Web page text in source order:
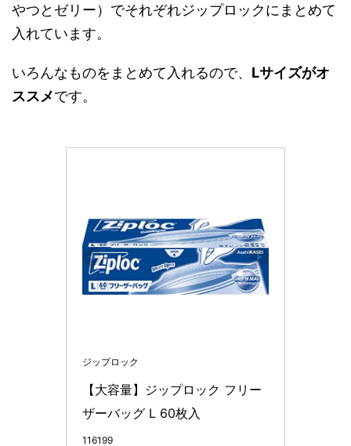
やつとゼリー）でそれぞれジップロックにまとめて
入れています。
いろんなものをまとめて入れるので、 Lサイズがオ
ススメです。
ジップロック
【大容量】ジップロック フリー
ザーバッグ L 60枚入
116199